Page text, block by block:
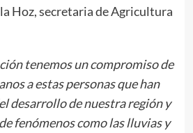
Hoz, secretaria de Agricultura
tenemos un compromiso de
a estas personas que han
desarrollo de nuestra región y
fenómenos como las lluvias y